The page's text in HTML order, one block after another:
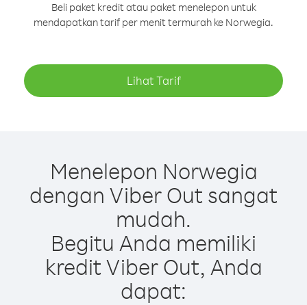
Beli paket kredit atau paket menelepon untuk
mendapatkan tarif per menit termurah ke Norwegia.
Lihat Tarif
Menelepon Norwegia
dengan Viber Out sangat
mudah.
Begitu Anda memiliki
kredit Viber Out, Anda
dapat: